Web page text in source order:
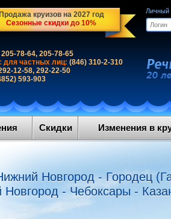
Продажа круизов на 2027 год
Сезонные скидки до 10%
Личный
78-64, 205-78-65
частных лиц: (846) 310-2-310
12-58, 292-22-50
593-903
Скидки Изменения в
Новгород - Городец
- Чебоксары -